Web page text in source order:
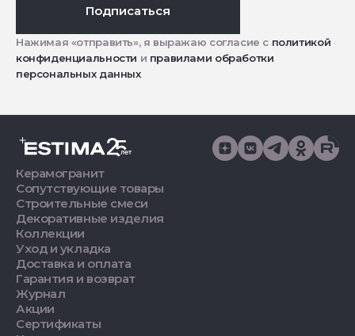
Подписаться
Нажимая «отправить», я выражаю согласие с политикой
конфиденциальности и правилами обработки
персональных данных
Керамогранит
Сопутствующие товары
Строительные смеси
Декоративные изделия
Коллекции
Уход и укладка
Доставка и оплата
Гарантия и возврат
Журнал
Акции
Сертификаты